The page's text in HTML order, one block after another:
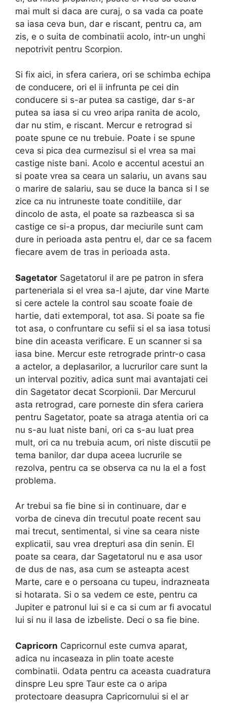
mai mult si daca are curaj, o sa vada ca poate
sa iasa ceva bun, dar e riscant, pentru ca, am
zis, e o suita de combinatii acolo, intr-un unghi
nepotrivit pentru Scorpion.
Si fix aici, in sfera cariera, ori se schimba echipa
de conducere, ori el ii infrunta pe cei din
conducere si s-ar putea sa castige, dar s-ar
putea sa iasa si cu vreo aripa ranita de acolo,
dar nu stim, e riscant. Mercur e retrograd si
poate spune ce nu trebuie. Poate i se spune
ceva si pica dea curmezisul si el vrea sa mai
castige niste bani. Acolo e accentul acestui an
si poate vrea sa ceara un salariu, un avans sau
o marire de salariu, sau se duce la banca si I se
zice ca nu intruneste toate conditiile, dar
dincolo de asta, el poate sa razbeasca si sa
castige ce si-a propus, dar meciurile sunt cam
dure in perioada asta pentru el, dar ce sa facem
fiecare avem de tras in perioada asta.
Sagetator Sagetatorul il are pe patron in sfera
parteneriala si el vrea sa-l ajute, dar vine Marte
si cere actele la control sau scoate foaie de
hartie, dati extemporal, tot asa. Si poate sa fie
tot asa, o confruntare cu sefii si el sa iasa totusi
bine din aceasta verificare. E un scanner si sa
iasa bine. Mercur este retrograde printr-o casa
a actelor, a deplasarilor, a lucrurilor care sunt la
un interval pozitiv, adica sunt mai avantajati cei
din Sagetator decat Scorpionii. Dar Mercurul
asta retrograd, care porneste din sfera cariera
pentru Sagetator, poate sa atraga atentia ori ca
nu s-au luat niste bani, ori ca s-au luat prea
mult, ori ca nu trebuia acum, ori niste discutii pe
tema banilor, dar dupa aceea lucrurile se
rezolva, pentru ca se observa ca nu la el a fost
problema.
Ar trebui sa fie bine si in continuare, dar e
vorba de cineva din trecutul poate recent sau
mai trecut, sentimental, si vine sa ceara niste
explicatii, sau vrea drepturi asa din senin. El
poate sa ceara, dar Sagetatorul nu e asa usor
de dus de nas, asa cum se asteapta acest
Marte, care e o persoana cu tupeu, indrazneata
si hotarata. Si o sa vedem ce este, pentru ca
Jupiter e patronul lui si e ca si cum ar fi avocatul
lui si nu il lasa de izbeliste. Deci o sa fie bine.
Capricorn Capricornul este cumva aparat,
adica nu incaseaza in plin toate aceste
combinatii. Odata pentru ca aceasta cuadratura
dinspre Leu spre Taur este ca o aripa
protectoare deasupra Capricornului si el ar